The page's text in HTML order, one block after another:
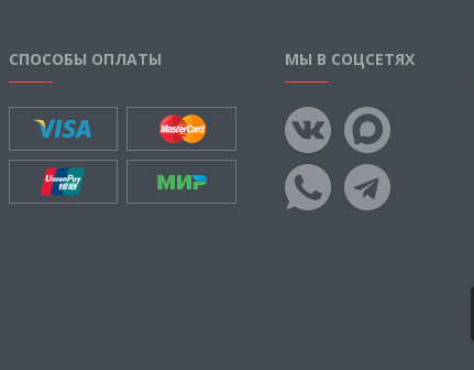
СПОСОБЫ ОПЛАТЫ МЫ В СОЦСЕТЯХ